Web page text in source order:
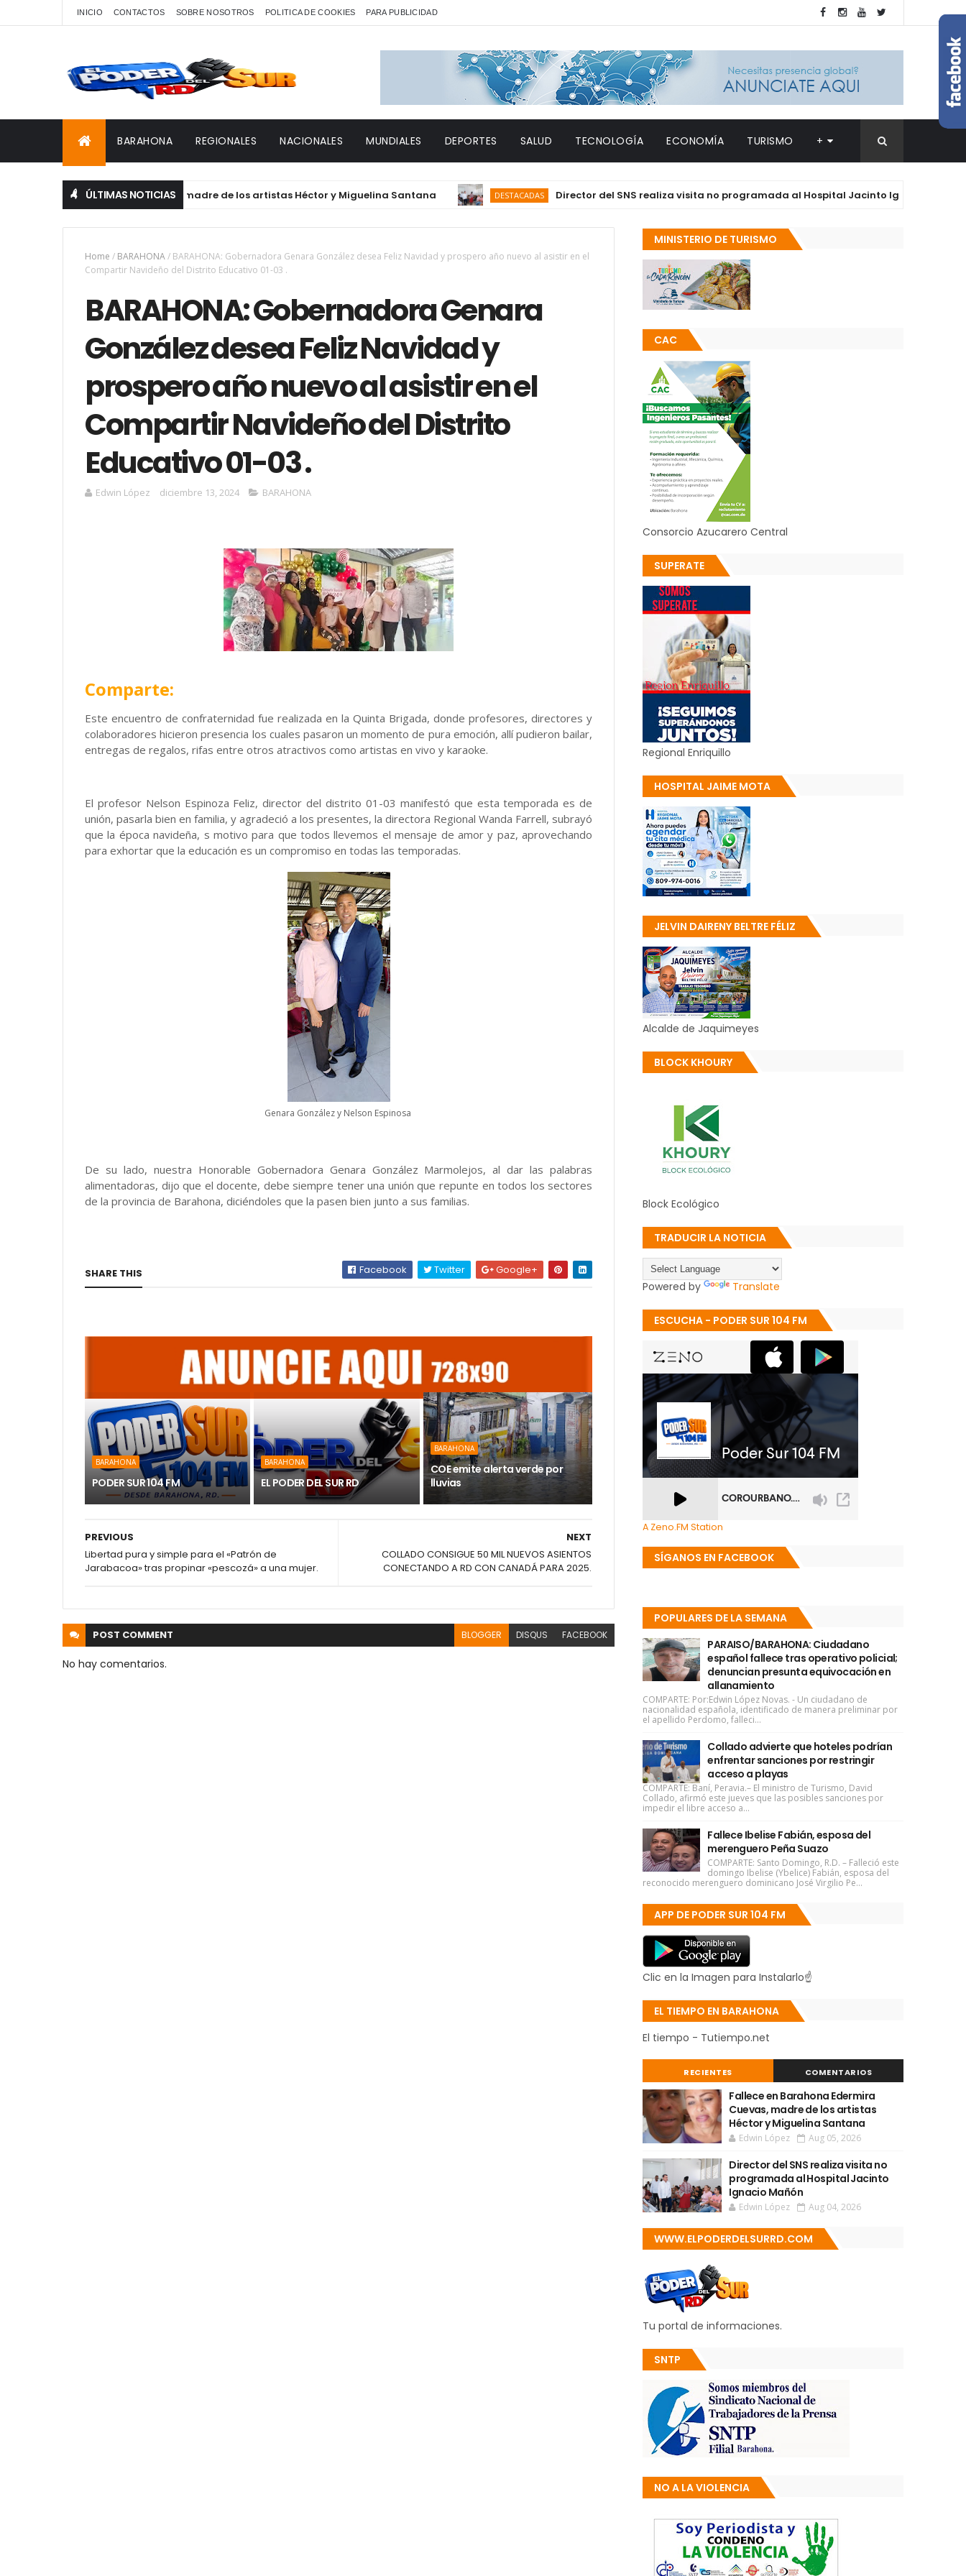
INICIO CONTACTOS SOBRE NOSOTROS POLITICA DE COOKIES PARA PUBLICIDAD
BARAHONA REGIONALES NACIONALES MUNDIALES DEPORTES SALUD TECNOLOGÍA ECONOMÍA TURISMO +
ÚLTIMAS NOTICIAS
Barahona Edermira Cuevas, madre de los artistas Héctor y Miguelina Santana DESTACADAS Director del SNS realiza visita no programada al Hospital Jacinto Ignacio Mañón
Home / BARAHONA/ BARAHONA: Gobernadora Genara González desea Feliz Navidad y prospero año nuevo al asistir en el
Compartir Navideño del Distrito Educativo 01-03 .
BARAHONA: Gobernadora Genara
González desea Feliz Navidad y
prospero año nuevo al asistir en el
Compartir Navideño del Distrito
Educativo 01-03 .
Edwin López diciembre 13, 2024 BARAHONA
Comparte:
Este encuentro de confraternidad fue realizada en la Quinta Brigada, donde profesores, directores y
colaboradores hicieron presencia los cuales pasaron un momento de pura emoción, allí pudieron bailar,
entregas de regalos, rifas entre otros atractivos como artistas en vivo y karaoke.
El profesor Nelson Espinoza Feliz, director del distrito 01-03 manifestó que esta temporada es de
unión, pasarla bien en familia, y agradeció a los presentes, la directora Regional Wanda Farrell, subrayó
que la época navideña, s motivo para que todos llevemos el mensaje de amor y paz, aprovechando
para exhortar que la educación es un compromiso en todas las temporadas.
Genara González y Nelson Espinosa
De su lado, nuestra Honorable Gobernadora Genara González Marmolejos, al dar las palabras
alimentadoras, dijo que el docente, debe siempre tener una unión que repunte en todos los sectores
de la provincia de Barahona, diciéndoles que la pasen bien junto a sus familias.
SHARE THIS Facebook Twitter Google+
BARAHONA
PODER SUR 104 FM
BARAHONA
EL PODER DEL SUR RD
BARAHONA
COE emite alerta verde por
lluvias
NEXT
COLLADO CONSIGUE 50 MIL NUEVOS ASIENTOS
CONECTANDO A RD CON CANADÁ PARA 2025.
PREVIOUS
Libertad pura y simple para el «Patrón de
Jarabacoa» tras propinar «pescozá» a una mujer.
POST COMMENT BLOGGER DISQUS FACEBOOK
No hay comentarios.
MINISTERIO DE TURISMO
CAC
Consorcio Azucarero Central
SUPERATE
Regional Enriquillo
HOSPITAL JAIME MOTA
JELVIN DAIRENY BELTRE FÉLIZ
Alcalde de Jaquimeyes
BLOCK KHOURY
Block Ecológico
TRADUCIR LA NOTICIA
Powered by Translate
ESCUCHA - PODER SUR 104 FM
A Zeno.FM Station
SÍGANOS EN FACEBOOK
POPULARES DE LA SEMANA
PARAISO/BARAHONA: Ciudadano
español fallece tras operativo policial;
denuncian presunta equivocación en
allanamiento
COMPARTE: Por:Edwin López Novas. - Un ciudadano de
nacionalidad española, identificado de manera preliminar por
el apellido Perdomo, falleci...
Collado advierte que hoteles podrían
enfrentar sanciones por restringir
acceso a playas
COMPARTE: Baní, Peravia.– El ministro de Turismo, David
Collado, afirmó este jueves que las posibles sanciones por
impedir el libre acceso a...
Fallece Ibelise Fabián, esposa del
merenguero Peña Suazo
COMPARTE: Santo Domingo, R.D. – Falleció este
domingo Ibelise (Ybelice) Fabián, esposa del
reconocido merenguero dominicano José Virgilio Pe...
APP DE PODER SUR 104 FM
Clic en la Imagen para Instalarlo☝
EL TIEMPO EN BARAHONA
El tiempo - Tutiempo.net
RECIENTES COMENTARIOS
Fallece en Barahona Edermira
Cuevas, madre de los artistas
Héctor y Miguelina Santana
Edwin López Aug 05, 2026
Director del SNS realiza visita no
programada al Hospital Jacinto
Ignacio Mañón
Edwin López Aug 04, 2026
WWW.ELPODERDELSURRD.COM
Tu portal de informaciones.
SNTP
NO A LA VIOLENCIA